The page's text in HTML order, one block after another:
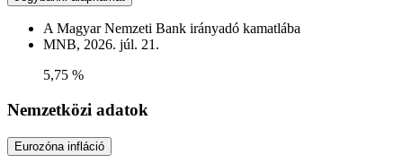
A Magyar Nemzeti Bank irányadó kamatlába
MNB, 2026. júl. 21.
5,75 %
Nemzetközi adatok
Eurozóna infláció